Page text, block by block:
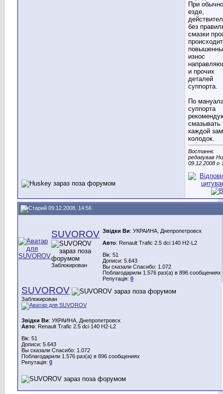
При
езде,
без
смазки
происходит
износ
и прочих
деталей
суппорта.
По
суппорта
смазывать
каждой
колодок.
Востаннє
редагував
09.12.2008 о
09.12.2008, 14:56
SUVOROV
Заблокирован
Звідки Ви: УКРАИНА, Днепропетровск
Авто: Renault Trafic 2.5 dci 140 H2-L2
Вік: 51
Дописи: 5.643
Вы сказали Спасибо: 1.072
Поблагодарили 1.576 раз(а) в 896 сообщениях
Репутація: 0
SUVOROV
Заблокирован
Звідки Ви: УКРАИНА, Днепропетровск
Авто: Renault Trafic 2.5 dci 140 H2-L2
Вік: 51
Дописи: 5.643
Вы сказали Спасибо: 1.072
Поблагодарили 1.576 раз(а) в 896 сообщениях
Репутація: 0